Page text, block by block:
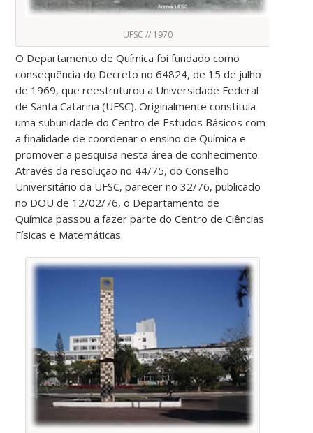
UFSC // 1970
O Departamento de Química foi fundado como
consequência do Decreto no 64824, de 15 de julho
de 1969, que reestruturou a Universidade Federal
de Santa Catarina (UFSC). Originalmente constituía
uma subunidade do Centro de Estudos Básicos com
a finalidade de coordenar o ensino de Química e
promover a pesquisa nesta área de conhecimento.
Através da resolução no 44/75, do Conselho
Universitário da UFSC, parecer no 32/76, publicado
no DOU de 12/02/76, o Departamento de
Química passou a fazer parte do Centro de Ciências
Físicas e Matemáticas.